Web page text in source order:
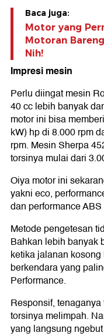
Baca juga:
Motor yang
Motoran
Nih!
Impresi mesin
Perlu diingat mesin
40 cc lebih banyak
motor ini bisa
kW) hp di 8.000 rpm
rpm. Mesin Sherpa
torsinya mulai dari
Oiya motor ini
yakni eco,
dan performance
Metode pengetesan
Bahkan lebih banyak
ketika jalanan
berkendara yang
Performance.
Responsif,
torsinya melimpah.
yang langsung